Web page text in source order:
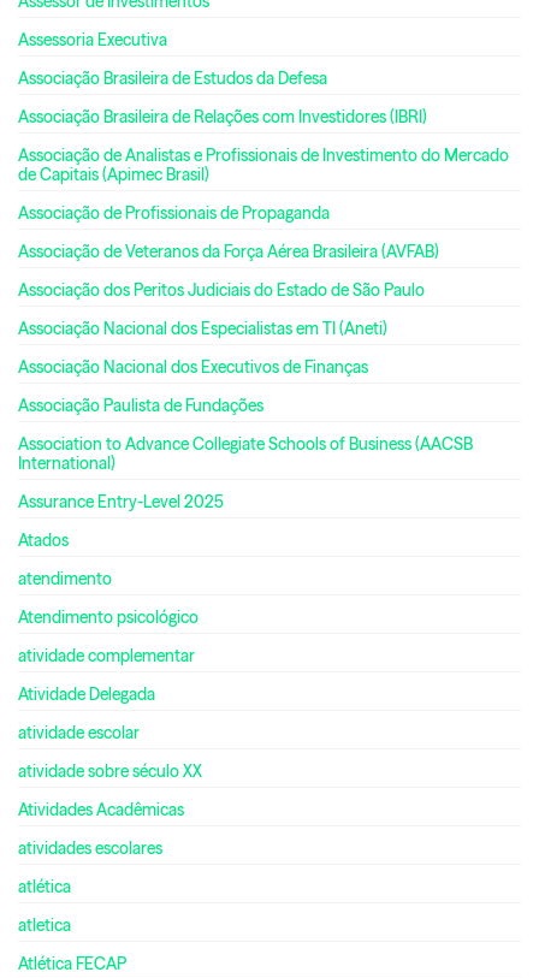
Assessoria Executiva
Associação Brasileira de Estudos da Defesa
Associação Brasileira de Relações com Investidores (IBRI)
Associação de Analistas e Profissionais de Investimento do Mercado
de Capitais (Apimec Brasil)
Associação de Profissionais de Propaganda
Associação de Veteranos da Força Aérea Brasileira (AVFAB)
Associação dos Peritos Judiciais do Estado de São Paulo
Associação Nacional dos Especialistas em TI (Aneti)
Associação Nacional dos Executivos de Finanças
Associação Paulista de Fundações
Association to Advance Collegiate Schools of Business (AACSB
International)
Assurance Entry-Level 2025
Atados
atendimento
Atendimento psicológico
atividade complementar
Atividade Delegada
atividade escolar
atividade sobre século XX
Atividades Acadêmicas
atividades escolares
atlética
atletica
Atlética FECAP